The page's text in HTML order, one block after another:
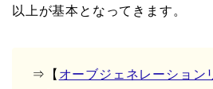
以上が基本となってきます。
⇒【 オーブジェネレーション